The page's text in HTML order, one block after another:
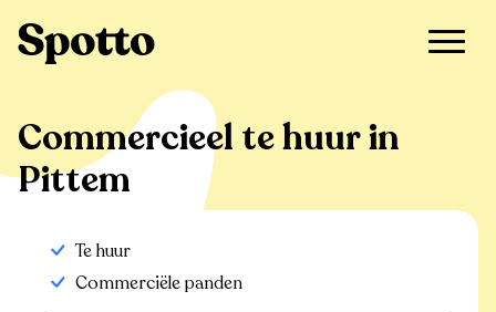
Pittem >
Commercieel te huur in
Pittem
Te huur
Commerciële panden